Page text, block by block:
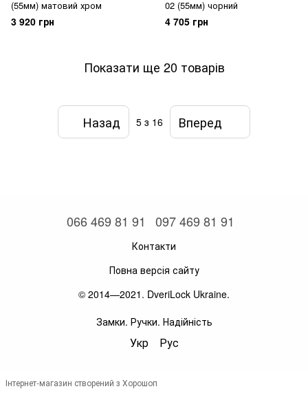
(55мм) матовий хром
3 920 грн
02 (55мм) чорний
4 705 грн
Показати ще 20 товарів
Назад 5 з 16 Вперед
066 469 81 91 097 469 81 91
Контакти
Повна версія сайту
© 2014—2021. DveriLock Ukraine.
Замки. Ручки. Надійність
Укр Рус
Інтернет-магазин створений з Хорошоп